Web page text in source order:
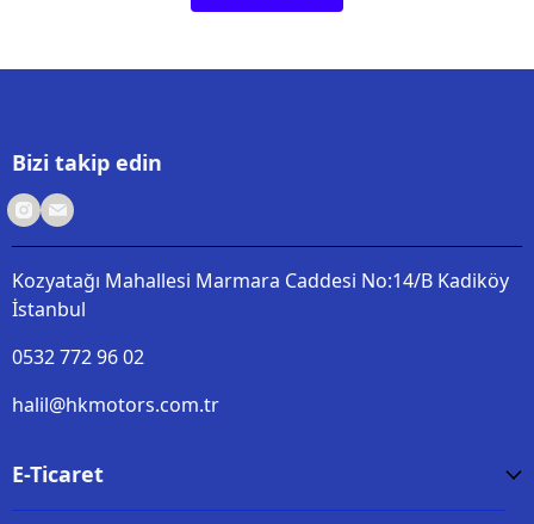
Bizi takip edin
Kozyatağı Mahallesi Marmara Caddesi No:14/B Kadiköy
İstanbul
0532 772 96 02
halil@hkmotors.com.tr
E-Ticaret